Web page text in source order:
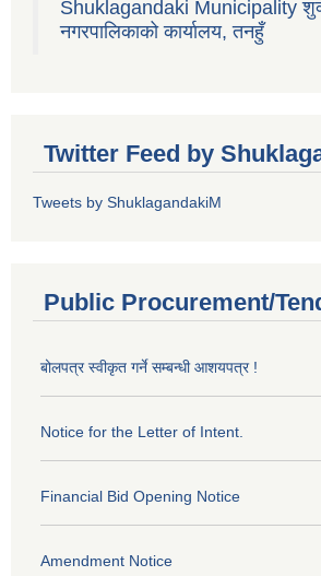
Shuklagandaki Municipality
नगरपालिकाको कार्यालय, तनहुँ
Twitter Feed by
Tweets by ShuklagandakiM
Public Procurement/
बोलपत्र स्वीकृत गर्ने सम्बन्धी आशयपत्र !
Notice for the Letter of Intent.
Financial Bid Opening Notice
Amendment Notice